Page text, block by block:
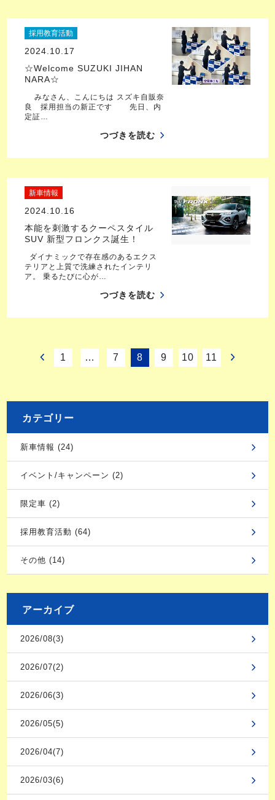
採用教育活動
2024.10.17
☆Welcome SUZUKI JIHAN
NARA☆
みなさん、こんにちは スズキ自販奈
良 採用担当の新正です 先日、内
定証…
つづきを読む
新車情報
2024.10.16
本能を刺激するクーペスタイル
SUV 新型フロンクス誕生！
ダイナミックで存在感のあるエクス
テリアと上質で洗練されたインテリ
ア。 乗るたびに心が…
つづきを読む
1 … 7 8 9 10 11
カテゴリー
新車情報 (24)
イベント/キャンペーン (2)
限定車 (2)
採用教育活動 (64)
その他 (14)
アーカイブ
2026/08(3)
2026/07(2)
2026/06(3)
2026/05(5)
2026/04(7)
2026/03(6)